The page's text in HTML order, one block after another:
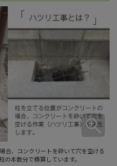
合、コンクリートを砕いて穴を空ける
本数分で積算しています。